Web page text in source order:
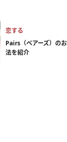
恋する
Pairs（ペアーズ）の
法を紹介